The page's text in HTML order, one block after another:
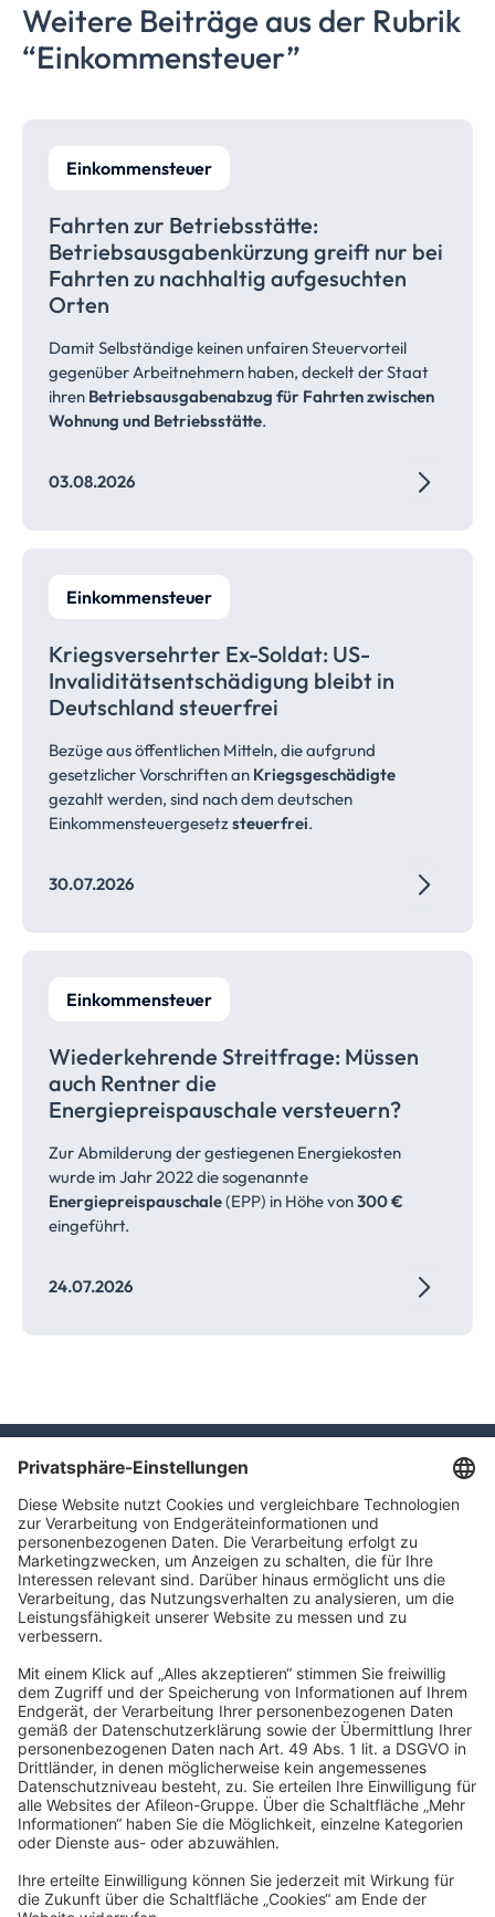
Weitere Beiträge aus der Rubrik
“Einkommensteuer”
Einkommensteuer
Fahrten zur Betriebsstätte:
Betriebsausgabenkürzung greift nur bei
Fahrten zu nachhaltig aufgesuchten
Orten
Damit Selbständige keinen unfairen Steuervorteil
gegenüber Arbeitnehmern haben, deckelt der Staat
ihren Betriebsausgabenabzug für Fahrten zwischen
Wohnung und Betriebsstätte.
03.08.2026
Einkommensteuer
Kriegsversehrter Ex-Soldat: US-
Invaliditätsentschädigung bleibt in
Deutschland steuerfrei
Bezüge aus öffentlichen Mitteln, die aufgrund
gesetzlicher Vorschriften an Kriegsgeschädigte
gezahlt werden, sind nach dem deutschen
Einkommensteuergesetzsteuerfrei.
30.07.2026
Einkommensteuer
Wiederkehrende Streitfrage: Müssen
auch Rentner die
Energiepreispauschale versteuern?
Zur Abmilderung der gestiegenen Energiekosten
wurde im Jahr 2022 die sogenannte
Energiepreispauschale(EPP) in Höhe von300 €
eingeführt.
24.07.2026
TAXFBA GmbH
Gasstraße 18, Haus 6a
22761 Hamburg
info@taxfba.de
Impressum
Datenschutz
Barrierefreiheit
Cookies